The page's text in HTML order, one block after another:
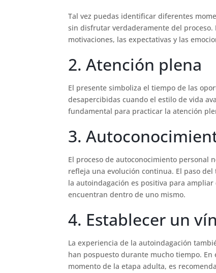
Tal vez puedas identificar diferentes
sin disfrutar verdaderamente del
motivaciones, las expectativas y las
2. Atención plena
El presente simboliza el tiempo de las
desapercibidas cuando el estilo de vida
fundamental para practicar la atención
3.
El proceso de autoconocimiento personal
refleja una evolución continua. El paso
la autoindagación es positiva para
encuentran dentro de uno mismo.
4. Establecer un
La experiencia de la autoindagación
han pospuesto durante mucho tiempo.
momento de la etapa adulta, es